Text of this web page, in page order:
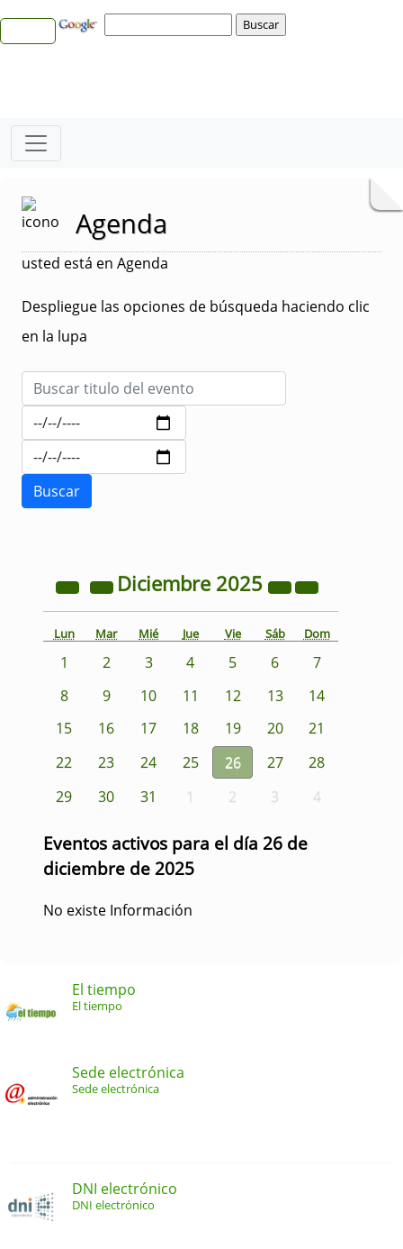
Agenda
usted está en Agenda
Despliegue las opciones de búsqueda haciendo clic
en la lupa
Diciembre 2025
Lun Mar Mié Jue Vie Sáb Dom
1 2 3 4 5 6
7
8
9 10 11 12 13
14
15
16 17 18 19 20
21
22
23 24 25 26 27
28
29
30 31 1 2 3 4
Eventos activos para el día 26 de
diciembre de 2025
No existe Información
El tiempo
El tiempo
Sede electrónica
Sede electrónica
DNI electrónico
DNI electrónico